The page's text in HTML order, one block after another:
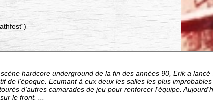
hardcore underground de la fin des années 90, Erik a
de l'époque. Ecumant à eux deux les salles les plus
d'autres camarades de jeu pour renforcer l'équipe.
le front. ...